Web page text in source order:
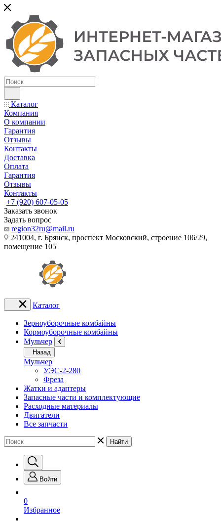
Каталог
Компания
О компании
Гарантия
Отзывы
Контакты
Доставка
Оплата
Гарантия
Отзывы
Контакты
+7 (920) 607-05-05
Заказать звонок
Задать вопрос
region32ru@mail.ru
241004, г. Брянск, проспект Московский, строение 106/29,
помещение 105
Каталог
Зерноуборочные комбайны
Кормоуборочные комбайны
Мульчер
Назад
Мульчер
УЭС-2-280
Фреза
Жатки и адаптеры
Запасные части и комплектующие
Расходные материалы
Двигатели
Все запчасти
Найти
Войти
0
Избранное